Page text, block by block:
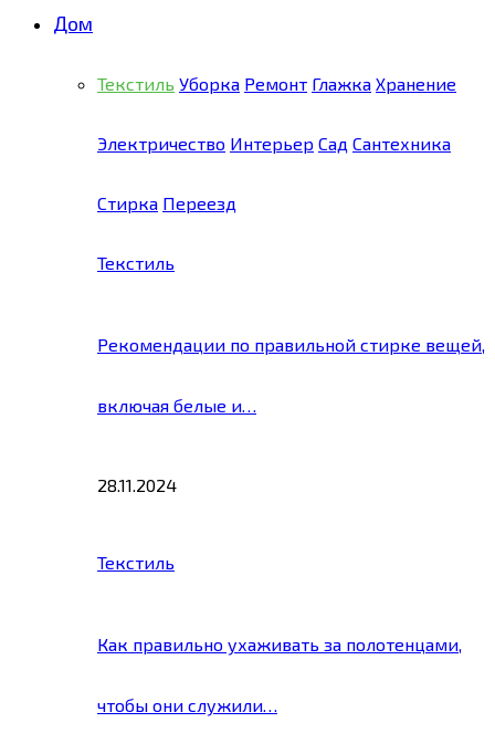
Дом
Текстиль Уборка Ремонт Глажка Хранение
Электричество Интерьер Сад Сантехника
Стирка Переезд
Текстиль
Рекомендации по правильной стирке вещей,
включая белые и…
28.11.2024
Текстиль
Как правильно ухаживать за полотенцами,
чтобы они служили…